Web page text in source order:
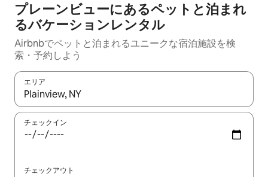
プレーンビューにあるペットと泊まれ
るバケーションレンタル
Airbnbでペットと泊まれるユニークな宿泊施設を検
索・予約しよう
エリア
検索結果が表示されたら、上下の矢印キーを使って移動するか
チェックイン
チェックアウト